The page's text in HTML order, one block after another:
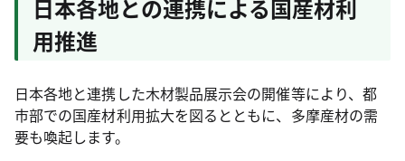
日本各地との連携による国産材利
用推進
日本各地と連携した木材製品展示会の開催等により、都
市部での国産材利用拡大を図るとともに、多摩産材の需
要も喚起します。